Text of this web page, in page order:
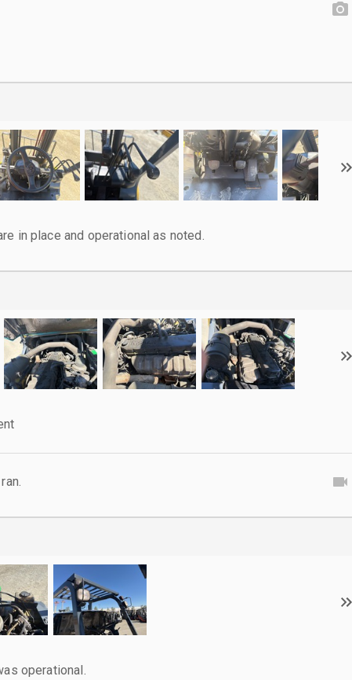
in place and operational as noted.
operational.